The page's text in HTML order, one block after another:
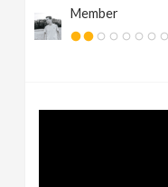
Member